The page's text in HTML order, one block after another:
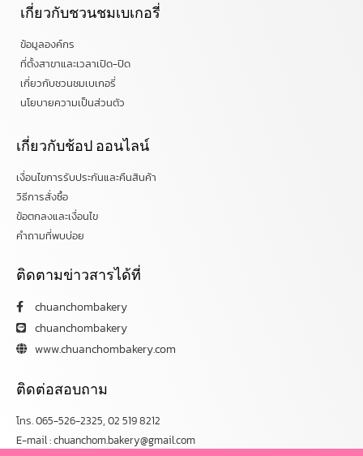
เกี่ยวกับชวนชมเบเกอรี่
ข้อมูลองค์กร
ที่ตั้งสาขาและเวลาเปิด-ปิด
เกี่ยวกับชวนชมเบเกอรี่
นโยบายความเป็นส่วนตัว
เกี่ยวกับช้อป ออนไลน์
เงื่อนไขการรับประกันและคืนสินค้า
วิธีการสั่งซื้อ
ข้อตกลงและเงื่อนไข
คำถามที่พบบ่อย
ติดตามข่าวสารได้ที่
chuanchombakery
chuanchombakery
www.chuanchombakery.com
ติดต่อสอบถาม
โทร. 065-526-2325, 02 519 8212
E-mail : chuanchom.bakery@gmail.com